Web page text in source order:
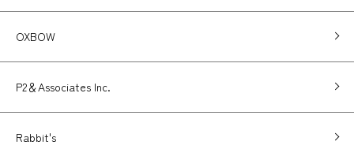
OXBOW
P2＆Associates Inc.
Rabbit's